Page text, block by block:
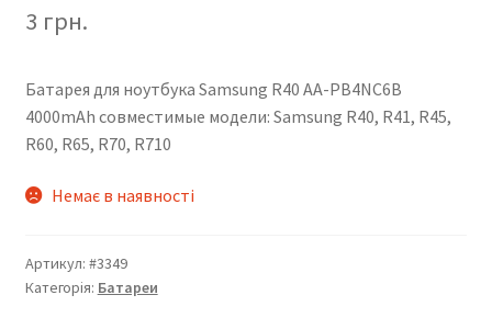
3 грн.
Батарея для ноутбука Samsung R40 AA-PB4NC6B
4000mAh совместимые модели: Samsung R40, R41, R45,
R60, R65, R70, R710
Немає в наявності
Артикул: #3349
Категорія: Батареи